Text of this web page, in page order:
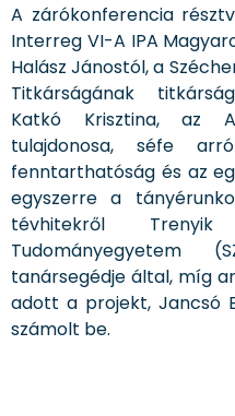
A zárókonferencia
Interreg VI-A IPA
Halász Jánostól, a
Titkárságának
Katkó Krisztina, az
tulajdonosa, séfe
fenntarthatóság és az
egyszerre a
tévhitekről
Tudományegyetem
tanársegédje által, míg
adott a projekt, Jancsó
számolt be.